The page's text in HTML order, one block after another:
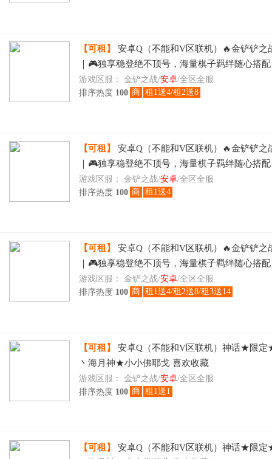
【可租】
安卓Q（不能和V区联机）🔥金铲铲之
｜🎮独享稳登绝不顶号，海量棋子羁绊随心搭
层出不穷，🎯博弈运营冲刺段位登顶，时租日
刻畅玩
游戏区服： 金铲之战/安卓/全区全服
排序热度 100 商 租1送4/租2送8
【可租】
安卓Q（不能和V区联机）🔥金铲铲之
｜🎮独享稳登绝不顶号，海量棋子羁绊随心搭
层出不穷，🎯博弈运营冲刺段位登顶，时租日
刻畅玩
游戏区服： 金铲之战/安卓/全区全服
排序热度 100 商 租1送4
【可租】
安卓Q（不能和V区联机）🔥金铲铲之
｜🎮独享稳登绝不顶号，海量棋子羁绊随心搭
层出不穷，🎯博弈运营冲刺段位登顶，时租日
刻畅玩
游戏区服： 金铲之战/安卓/全区全服
排序热度 100 商 租1送4/租2送8/租3送14
【可租】
安卓Q（不能和V区联机）神话★限
丶海月神★小小佛耶戈 喜欢收藏
游戏区服： 金铲之战/安卓/全区全服
排序热度 100 商 租1送1
【可租】
安卓Q（不能和V区联机）神话★限